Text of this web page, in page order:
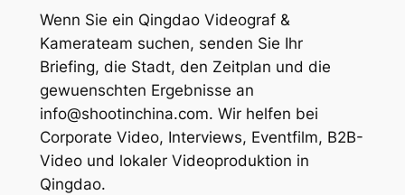
Wenn Sie ein Qingdao Videograf &
Kamerateam suchen, senden Sie Ihr
Briefing, die Stadt, den Zeitplan und die
gewuenschten Ergebnisse an
info@shootinchina.com. Wir helfen bei
Corporate Video, Interviews, Eventfilm, B2B-
Video und lokaler Videoproduktion in
Qingdao.